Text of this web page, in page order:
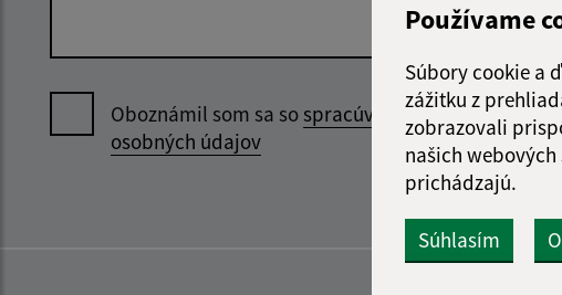
Používame
Súbory cookie a
zážitku z
zobrazovali
našich
prichádzajú.
Súhlasím
Oboznámil som sa sospracúvaním
osobných údajov